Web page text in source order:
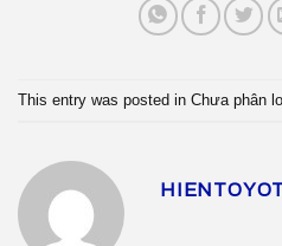
This entry was posted in Chưa phân